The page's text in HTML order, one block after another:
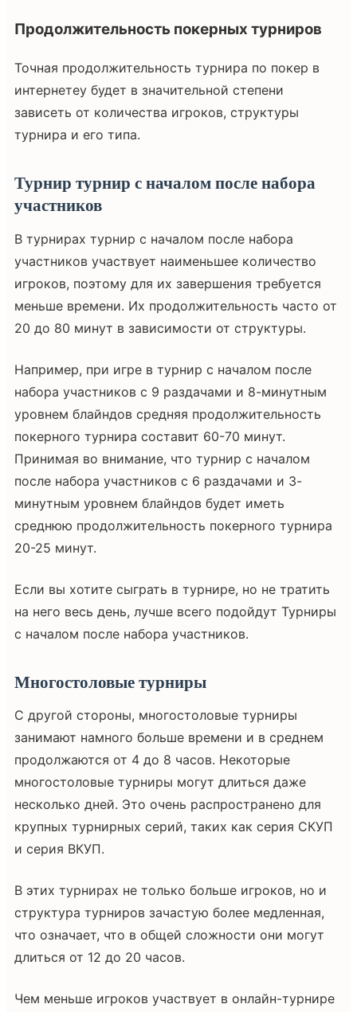
Продолжительность покерных турниров
Точная продолжительность турнира по покер в
интернетеу будет в значительной степени
зависеть от количества игроков, структуры
турнира и его типа.
Турнир турнир с началом после набора
участников
В турнирах турнир с началом после набора
участников участвует наименьшее количество
игроков, поэтому для их завершения требуется
меньше времени. Их продолжительность часто от
20 до 80 минут в зависимости от структуры.
Например, при игре в турнир с началом после
набора участников с 9 раздачами и 8-минутным
уровнем блайндов средняя продолжительность
покерного турнира составит 60-70 минут.
Принимая во внимание, что турнир с началом
после набора участников с 6 раздачами и 3-
минутным уровнем блайндов будет иметь
среднюю продолжительность покерного турнира
20-25 минут.
Если вы хотите сыграть в турнире, но не тратить
на него весь день, лучше всего подойдут Турниры
с началом после набора участников.
Многостоловые турниры
С другой стороны, многостоловые турниры
занимают намного больше времени и в среднем
продолжаются от 4 до 8 часов. Некоторые
многостоловые турниры могут длиться даже
несколько дней. Это очень распространено для
крупных турнирных серий, таких как серия СКУП
и серия ВКУП.
В этих турнирах не только больше игроков, но и
структура турниров зачастую более медленная,
что означает, что в общей сложности они могут
длиться от 12 до 20 часов.
Чем меньше игроков участвует в онлайн-турнире